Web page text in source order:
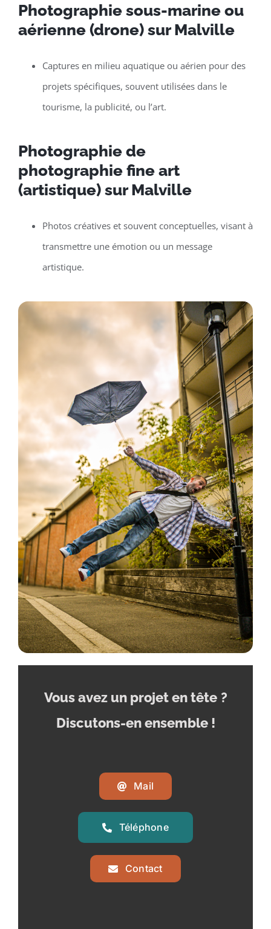
Photographie sous-marine ou
aérienne (drone) sur Malville
Captures en milieu aquatique ou aérien pour des
projets spécifiques, souvent utilisées dans le
tourisme, la publicité, ou l’art.
Photographie de
photographie fine art
(artistique) sur Malville
Photos créatives et souvent conceptuelles, visant à
transmettre une émotion ou un message
artistique.
Vous avez un projet en tête ?
Discutons-en ensemble !
Mail
Téléphone
Contact